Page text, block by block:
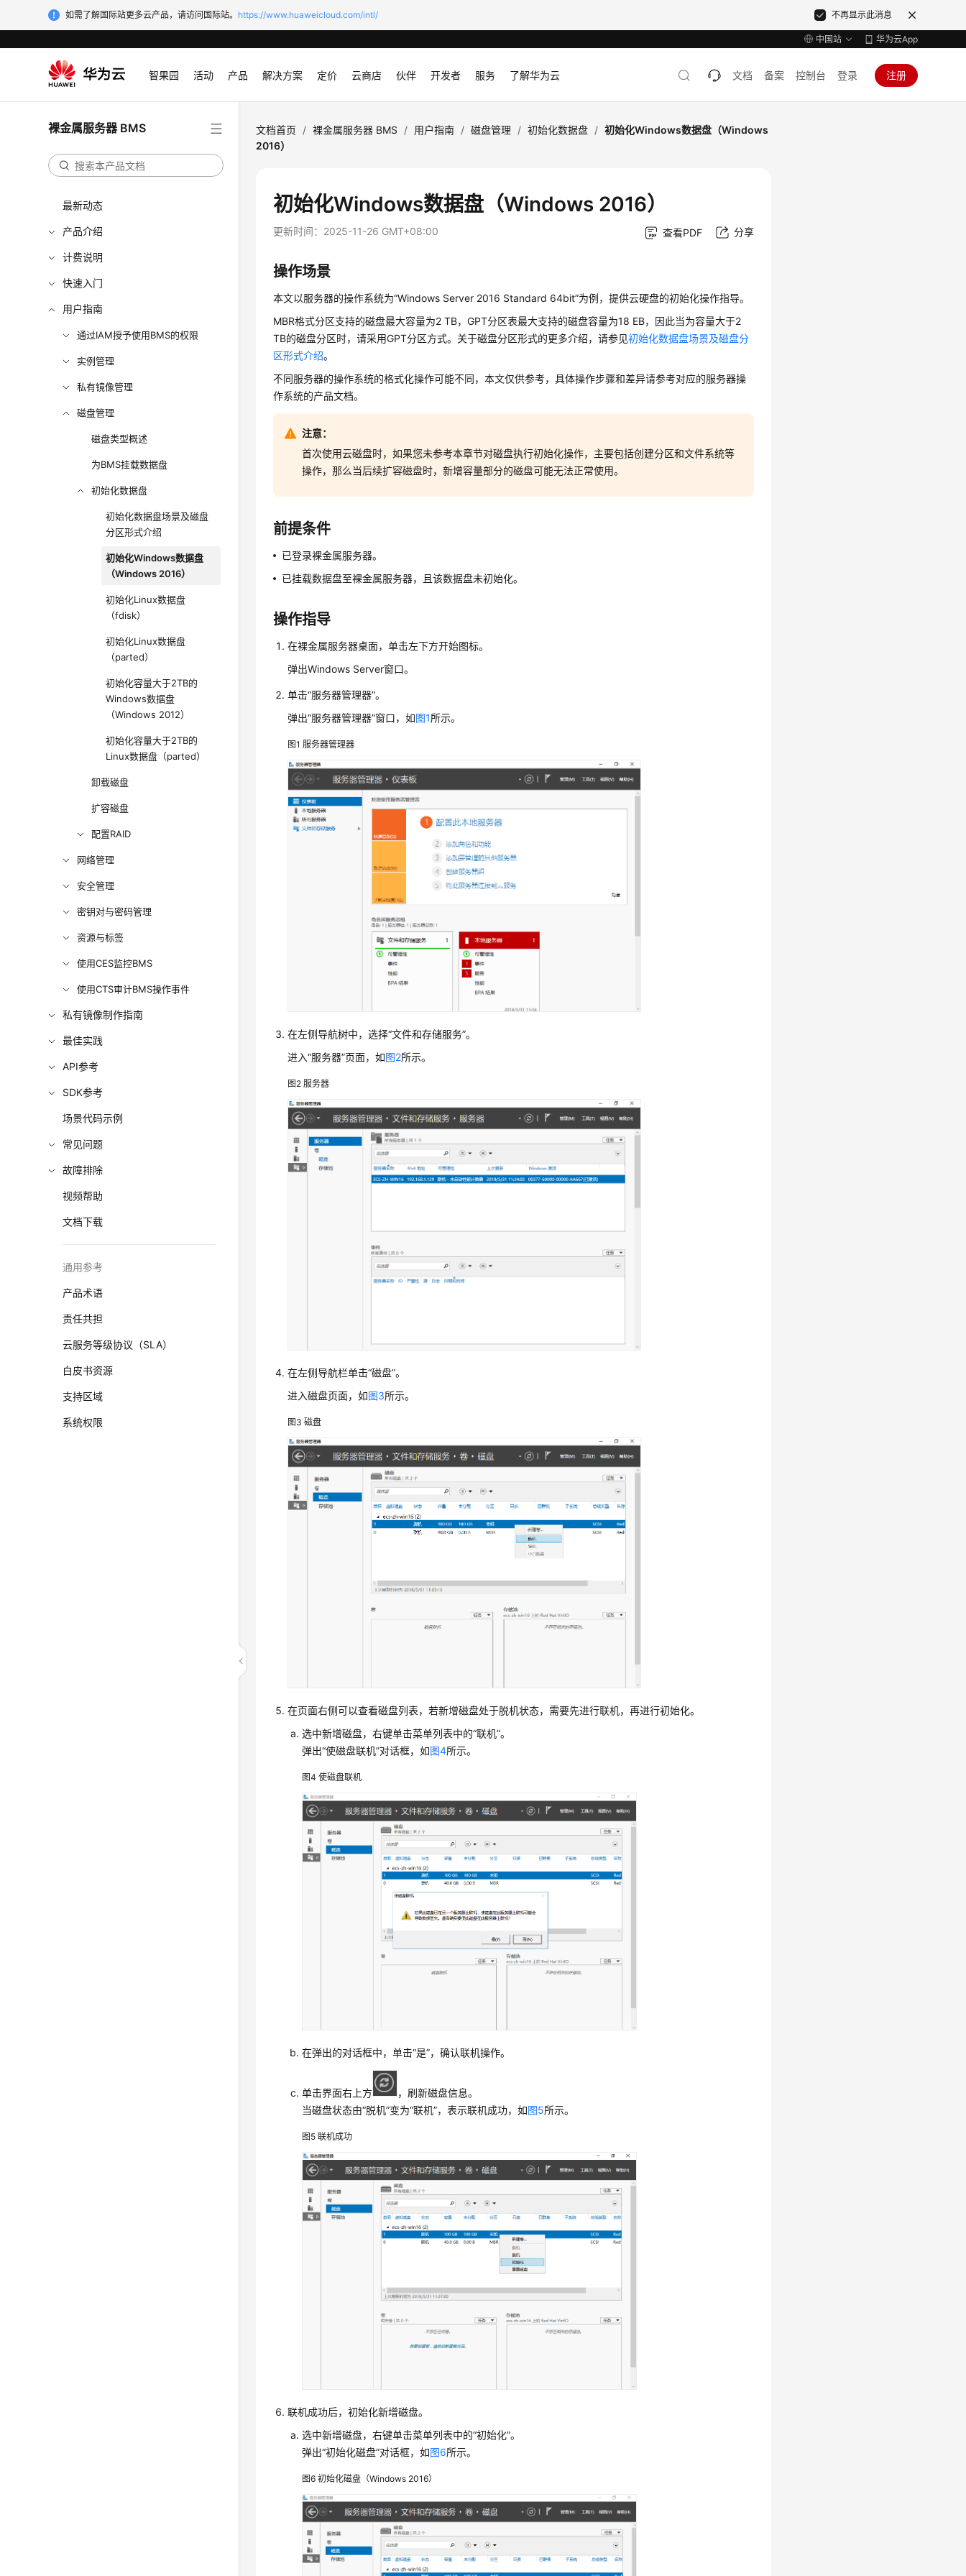
如需了解国际站更多云产品，请访问国际站。 https://www.huaweicloud.com/intl/ 不再显示此消息
中国站 华为云App
智果园 活动 产品 解决方案 定价 云商店 伙伴 开发者 服务 了解华为云 文档 备案 控制台 登录 注册
裸金属服务器 BMS
最新动态
产品介绍
计费说明
快速入门
用户指南
通过IAM授予使用BMS的权限
实例管理
私有镜像管理
磁盘管理
磁盘类型概述
为BMS挂载数据盘
初始化数据盘
初始化数据盘场景及磁盘
分区形式介绍
初始化Windows数据盘
（Windows 2016）
初始化Linux数据盘
（fdisk）
初始化Linux数据盘
（parted）
初始化容量大于2TB的
Windows数据盘
（Windows 2012）
初始化容量大于2TB的
Linux数据盘（parted）
卸载磁盘
扩容磁盘
配置RAID
网络管理
安全管理
密钥对与密码管理
资源与标签
使用CES监控BMS
使用CTS审计BMS操作事件
私有镜像制作指南
最佳实践
API参考
SDK参考
场景代码示例
常见问题
故障排除
视频帮助
文档下载
通用参考
产品术语
责任共担
云服务等级协议（SLA）
白皮书资源
支持区域
系统权限
文档首页 / 裸金属服务器 BMS / 用户指南 / 磁盘管理 / 初始化数据盘 / 初始化Windows数据盘（Windows
2016）
初始化Windows数据盘（Windows 2016）
更新时间： 2025-11-26 GMT+08:00 查看PDF 分享
操作场景
本文以服务器的操作系统为“Windows Server 2016 Standard 64bit”为例，提供云硬盘的初始化操作指导。
MBR格式分区支持的磁盘最大容量为2 TB，GPT分区表最大支持的磁盘容量为18 EB，因此当为容量大于2
TB的磁盘分区时，请采用GPT分区方式。关于磁盘分区形式的更多介绍，请参见初始化数据盘场景及磁盘分
区形式介绍。
不同服务器的操作系统的格式化操作可能不同，本文仅供参考，具体操作步骤和差异请参考对应的服务器操
作系统的产品文档。
注意：
首次使用云磁盘时，如果您未参考本章节对磁盘执行初始化操作，主要包括创建分区和文件系统等
操作，那么当后续扩容磁盘时，新增容量部分的磁盘可能无法正常使用。
前提条件
已登录裸金属服务器。
已挂载数据盘至裸金属服务器，且该数据盘未初始化。
操作指导
在裸金属服务器桌面，单击左下方开始图标。
弹出Windows Server窗口。
单击“服务器管理器”。
弹出“服务器管理器”窗口，如图1所示。
图1服务器管理器
在左侧导航树中，选择“文件和存储服务”。
进入“服务器”页面，如图2所示。
图2 服务器
在左侧导航栏单击“磁盘”。
进入磁盘页面，如图3所示。
图3磁盘
在页面右侧可以查看磁盘列表，若新增磁盘处于脱机状态，需要先进行联机，再进行初始化。
选中新增磁盘，右键单击菜单列表中的“联机”。
弹出“使磁盘联机”对话框，如图4所示。
图4使磁盘联机
在弹出的对话框中，单击“是”，确认联机操作。
单击界面右上方
，刷新磁盘信息。
当磁盘状态由“脱机”变为“联机”，表示联机成功，如图5所示。
图5联机成功
联机成功后，初始化新增磁盘。
选中新增磁盘，右键单击菜单列表中的“初始化”。
弹出“初始化磁盘”对话框，如图6所示。
图6初始化磁盘（Windows 2016）